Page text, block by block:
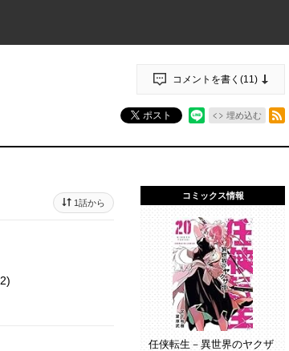
コメントを書く(11)
ポスト 埋め込む
1話から
コミックス情報
任侠転生－異世界のヤクザ